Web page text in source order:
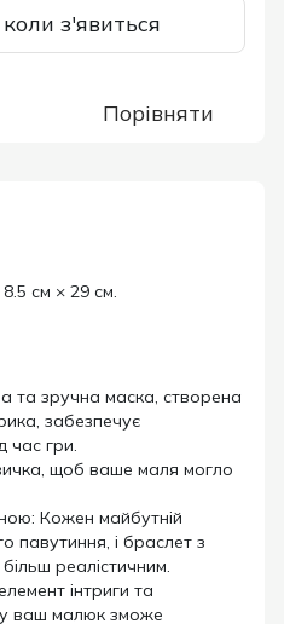
з'явиться
Порівняти
см × 29 см.
та зручна маска, створена
забезпечує
час гри.
щоб ваше маля могло
Кожен майбутній
павутиння, і браслет з
реалістичним.
інтриги та
ваш малюк зможе